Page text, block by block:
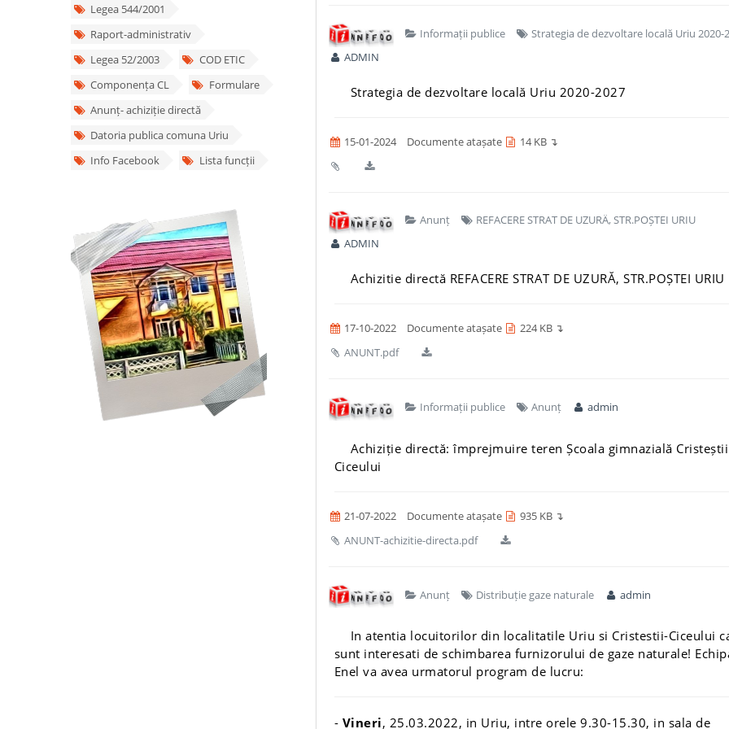
Legea 544/2001
Raport-administrativ
Legea 52/2003
COD ETIC
Componența CL
Formulare
Anunț- achiziție directă
Datoria publica comuna Uriu
Info Facebook
Lista funcții
Informații publice
Strategia de dezvoltare locală Uriu 2020-
ADMIN
Strategia de dezvoltare locală Uriu 2020-2027
15-01-2024 Documente atașate 14 KB ↴
Anunț
REFACERE STRAT DE UZURÄ‚ STR.POȘTEI URIU
ADMIN
Achizitie directă REFACERE STRAT DE UZURĂ‚ STR.POȘTEI URIU
17-10-2022 Documente atașate
224 KB ↴
ANUNT.pdf
Informații publice Anunț admin
Achiziție directă: împrejmuire teren Școala gimnazială Cristeștii
Ciceului
21-07-2022 Documente atașate
935 KB ↴
ANUNT-achizitie-directa.pdf
Anunț Distribuție gaze naturale admin
In atentia locuitorilor din localitatile Uriu si Cristestii-Ciceului
sunt interesati de schimbarea furnizorului de gaze naturale!
Enel va avea urmatorul program de lucru:
- Vineri, 25.03.2022, in Uriu, intre orele 9.30-15.30, in sala de